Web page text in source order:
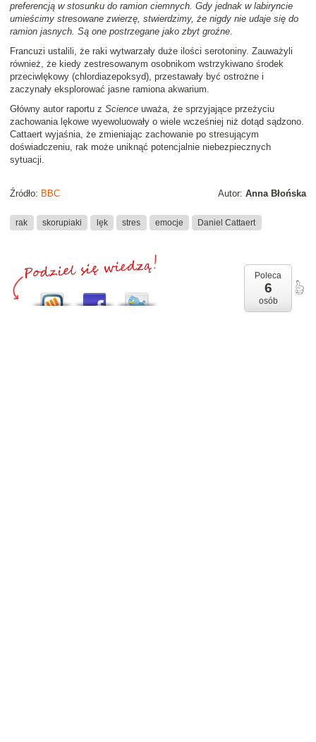
preferencją w stosunku do ramion ciemnych. Gdy jednak w labiryncie
umieścimy stresowane zwierzę, stwierdzimy, że nigdy nie udaje się do
ramion jasnych. Są one postrzegane jako zbyt groźne.
Francuzi ustalili, że raki wytwarzały duże ilości serotoniny. Zauważyli
również, że kiedy zestresowanym osobnikom wstrzykiwano środek
przeciwlękowy (chlordiazepoksyd), przestawały być ostrożne i
zaczynały eksplorować jasne ramiona akwarium.
Główny autor raportu z Science uważa, że sprzyjające przeżyciu
zachowania lękowe wyewoluowały o wiele wcześniej niż dotąd sądzono.
Cattaert wyjaśnia, że zmieniając zachowanie po stresującym
doświadczeniu, rak może uniknąć potencjalnie niebezpiecznych
sytuacji.
Autor: Anna Błońska
Źródło: BBC
rak skorupiaki lęk stres emocje Daniel Cattaert
Poleca
6
osób